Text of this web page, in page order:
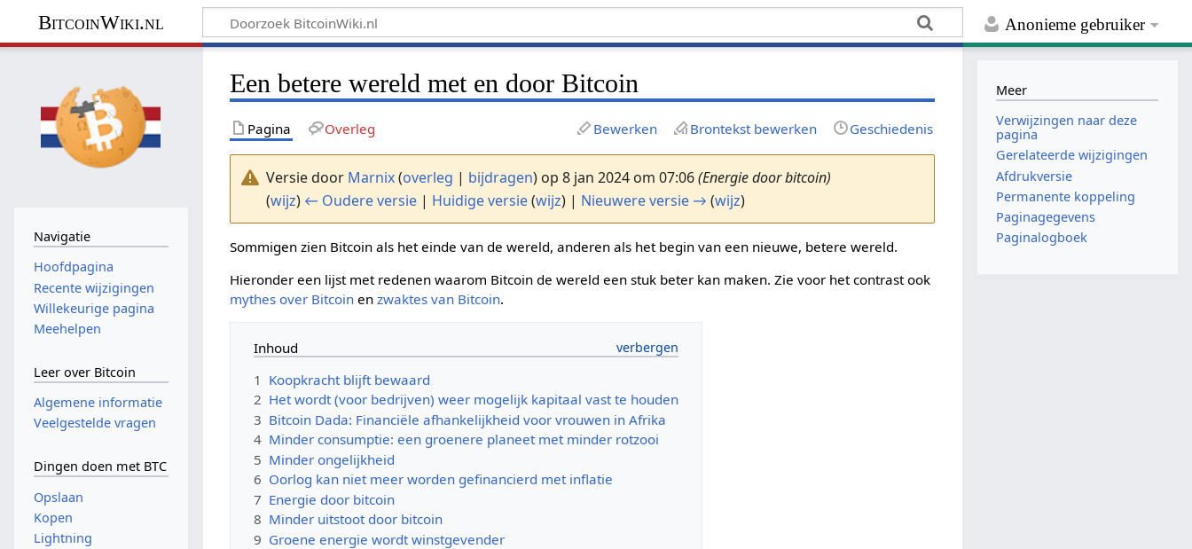
Anonieme gebruiker
BitcoinWiki.nl
Een betere wereld met en door Bitcoin
Pagina Overleg Bewerken Brontekst bewerken Geschiedenis
Versie door Marnix(overleg | bijdragen) op 8 jan 2024 om 07:06(Energie door bitcoin)
(wijz) ← Oudere versie | Huidige versie(wijz) | Nieuwere versie → (wijz)
Sommigen zien Bitcoin als het einde van de wereld, anderen als het begin van een nieuwe, betere wereld.
Hieronder een lijst met redenen waarom Bitcoin de wereld een stuk beter kan maken. Zie voor het contrast ook
mythes over Bitcoin enzwaktes van Bitcoin.
Inhoud
1 Koopkracht blijft bewaard
2 Het wordt (voor bedrijven) weer mogelijk kapitaal vast te houden
3 Bitcoin Dada: Financiële afhankelijkheid voor vrouwen in Afrika
4 Minder consumptie: een groenere planeet met minder rotzooi
5 Minder ongelijkheid
6 Oorlog kan niet meer worden gefinancierd met inflatie
7 Energie door bitcoin
8 Minder uitstoot door bitcoin
9 Groene energie wordt winstgevender
Navigatie
Hoofdpagina
Recente wijzigingen
Willekeurige pagina
Meehelpen
Leer over Bitcoin
Algemene informatie
Veelgestelde vragen
Dingen doen met BTC
Opslaan
Kopen
Lightning
Meer
Verwijzingen naar deze
pagina
Gerelateerde wijzigingen
Afdrukversie
Permanente koppeling
Paginagegevens
Paginalogboek